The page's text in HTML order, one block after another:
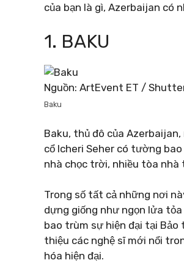
của bạn là gì, Azerbaijan có
1. BAKU
Nguồn: ArtEvent ET /
Baku
Baku, thủ đô của
cổ Icheri Seher có tường
nhà chọc trời, nhiều tòa nhà
Trong số tất cả những nơi
dựng giống như ngọn lửa
bao trùm sự hiện đại tại
thiệu các nghệ sĩ mới nổi
hóa hiện đại.